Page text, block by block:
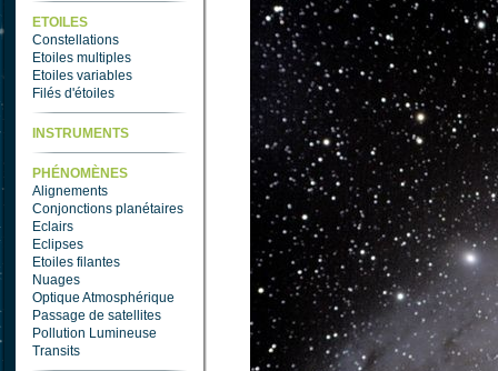
ETOILES
Constellations
Etoiles multiples
Etoiles variables
Filés d'étoiles
INSTRUMENTS
PHÉNOMÈNES
Alignements
Conjonctions planétaires
Eclairs
Eclipses
Etoiles filantes
Nuages
Optique Atmosphérique
Passage de satellites
Pollution Lumineuse
Transits